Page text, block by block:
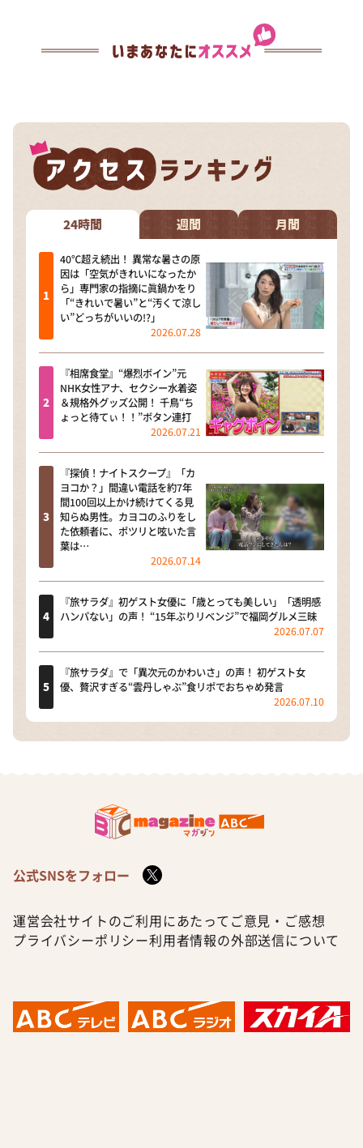
24時間 週間 月間
40℃超え続出！ 異常な暑さの原
因は「空気がきれいになったか
ら」専門家の指摘に眞鍋かをり
「“きれいで暑い”と“汚くて涼し
い”どっちがいいの!?」
2026.07.28
『相席食堂』“爆烈ボイン”元
NHK女性アナ、セクシー水着姿
＆規格外グッズ公開！ 千鳥“ち
ょっと待てぃ！！”ボタン連打
2026.07.21
『探偵！ナイトスクープ』「カ
ヨコか？」間違い電話を約7年
間100回以上かけ続けてくる見
知らぬ男性。カヨコのふりをし
た依頼者に、ポツリと呟いた言
葉は…
2026.07.14
『旅サラダ』初ゲスト女優に「歳とっても美しい」「透明感
ハンパない」の声！ “15年ぶりリベンジ”で福岡グルメ三昧
2026.07.07
『旅サラダ』で「異次元のかわいさ」の声！ 初ゲスト女
優、贅沢すぎる“雲丹しゃぶ”食リポでおちゃめ発言
2026.07.10
公式SNSをフォロー
運営会社サイトのご利用にあたって ご意見・ご感想
プライバシーポリシー利用者情報の外部送信について